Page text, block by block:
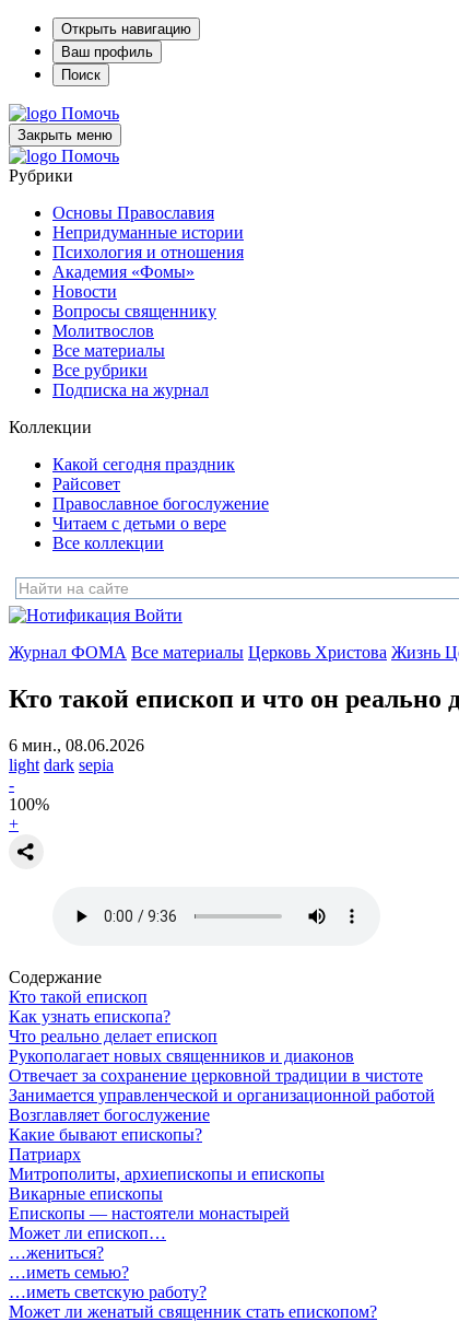
Открыть навигацию
Ваш профиль
Поиск
Помочь
Закрыть меню
Помочь
Рубрики
Основы Православия
Непридуманные истории
Психология и отношения
Академия «Фомы»
Новости
Вопросы священнику
Молитвослов
Все материалы
Все рубрики
Подписка на журнал
Коллекции
Какой сегодня праздник
Райсовет
Православное богослужение
Читаем с детьми о вере
Все коллекции
Войти
Журнал ФОМА Все материалы Церковь Христова Жизнь
Кто такой епископ и что он реально
6 мин., 08.06.2026
light dark sepia
-
100%
+
Содержание
Кто такой епископ
Как узнать епископа?
Что реально делает епископ
Рукополагает новых священников и диаконов
Отвечает за сохранение церковной традиции в чистоте
Занимается управленческой и организационной работой
Возглавляет богослужение
Какие бывают епископы?
Патриарх
Митрополиты, архиепископы и епископы
Викарные епископы
Епископы — настоятели монастырей
Может ли епископ…
…жениться?
…иметь семью?
…иметь светскую работу?
Может ли женатый священник стать епископом?